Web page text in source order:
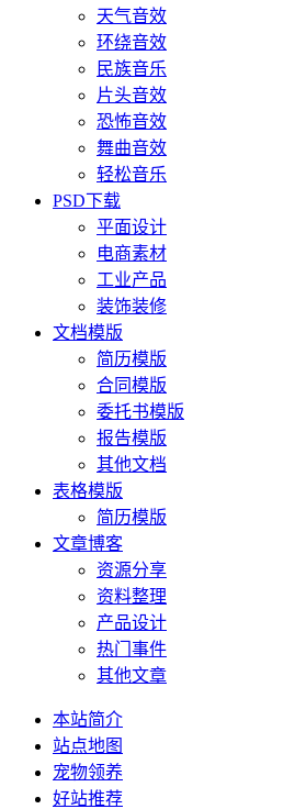
天气音效
环绕音效
民族音乐
片头音效
恐怖音效
舞曲音效
轻松音乐
PSD下载
平面设计
电商素材
工业产品
装饰装修
文档模版
简历模版
合同模版
委托书模版
报告模版
其他文档
表格模版
简历模版
文章博客
资源分享
资料整理
产品设计
热门事件
其他文章
本站简介
站点地图
宠物领养
好站推荐